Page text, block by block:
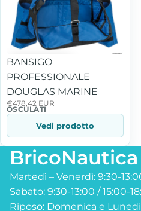
BANSIGO
PROFESSIONALE
DOUGLAS MARINE
€478,42 EUR
OSCULATI
Vedi prodotto
BricoNautica
Martedì – Venerdì: 9:30-
Sabato: 9:30-13:00 / 15:00-
Riposo: Domenica e Lunedi